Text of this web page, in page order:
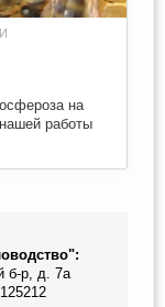
на
работы
б-р, д. 7а